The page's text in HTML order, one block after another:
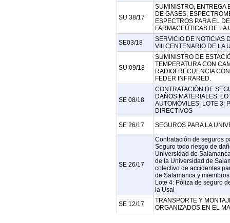
SU 38/17
SUMINISTRO, ENTREGA
DE GASES,
ESPECTROS PARA EL
FARMACEÚTICAS DE
SE03/18
SERVICIO DE NOTICIAS
VIII CENTENARIO DE LA
SU 09/18
SUMINISTRO DE
TEMPERATURA CON
RADIOFRECUENCIA
FEDER INFRARED.
SE 08/18
CONTRATACIÓN DE
DAÑOS MATERIALES.
AUTOMÓVILES. LOTE 3:
DIRECTIVOS
SE 26/17
SEGUROS PARA LA
SE 26/17
Contratación de seguros
Seguro todo riesgo de
Universidad de
de la Universidad de
colectivo de accidentes
de Salamanca y
Lote 4: Póliza de seguro
la Usal
SE 12/17
TRANSPORTE Y
ORGANIZADOS EN EL